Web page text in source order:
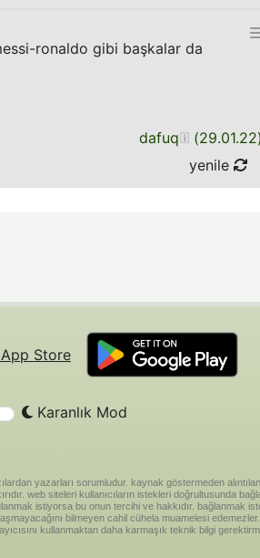
ronaldo gibi başkalar da
dafuq (29.01.22
yenile
Karanlık Mod
yazarları sorumludur. kaynak göstermeden
web siteleri kullanıcıların istekleri doğrultusunda
istiyorsa bu onun tercihi ve hakkıdır. bağlanmak
bilmeyen cahil cühela muamelesi
kullanmaktan daha karmaşık teknik bilgi